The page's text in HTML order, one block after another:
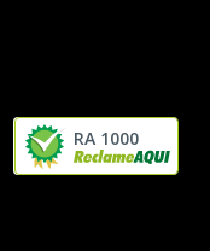
RA 1000